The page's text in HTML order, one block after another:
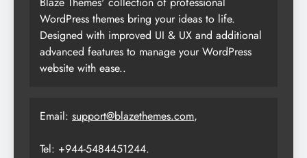
WordPress themes bring your ideas to life.
Designed with improved UI & UX and additional
advanced features to manage your WordPress
website with ease..
Email: support@blazethemes.com,
Tel: +944-5484451244.